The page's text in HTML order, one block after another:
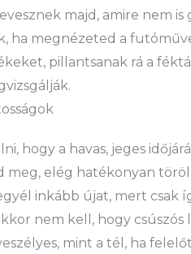
majd, amire nem
ha megnézeted a
pillantsanak rá a
hogy a havas, jeges
meg, elég hatékonyan
inkább újat, mert csak
nem kell, hogy
mint a tél, ha